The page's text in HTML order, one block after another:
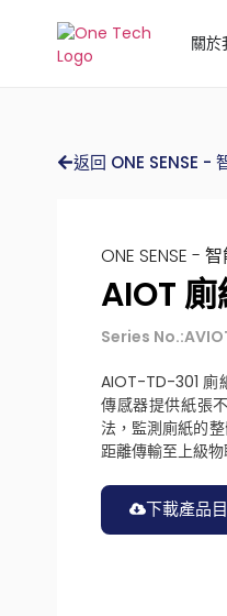
關於
返回 ONE SENSE -
ONE SENSE -
AIOT
Series
AIOT-TD-301 廁
傳感器提供紙張
法，監測廁紙的
距離傳輸至上級
下載產品